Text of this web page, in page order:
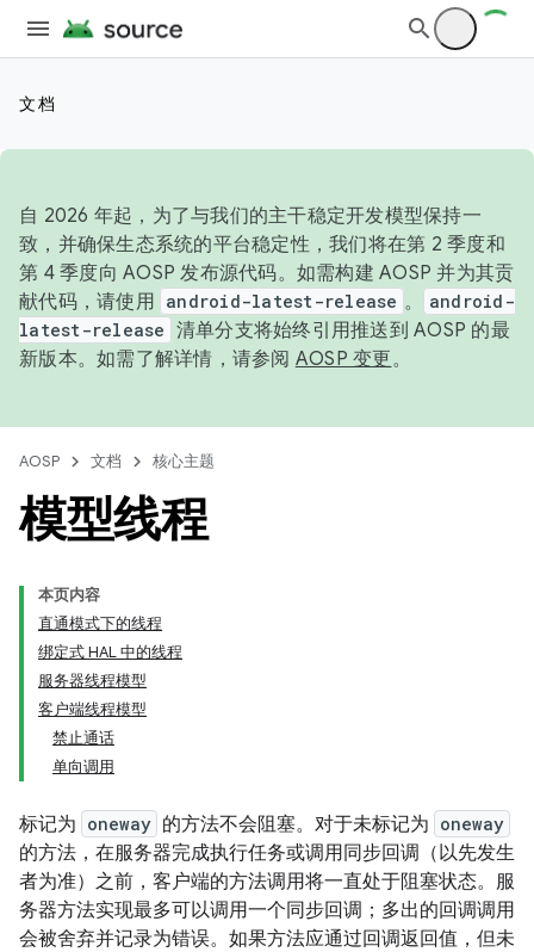
文档
自 2026 年起，为了与我们的主干稳定开发模型保持一
致，并确保生态系统的平台稳定性，我们将在第 2 季度和
第 4 季度向 AOSP 发布源代码。如需构建 AOSP 并为其贡
献代码，请使用 android-latest-release 。
android-
latest-release 清单分支将始终引用推送到 AOSP 的最
新版本。如需了解详情，请参阅 AOSP 变更。
AOSP 文档 核心主题
模型线程
本页内容
直通模式下的线程
绑定式 HAL 中的线程
服务器线程模型
客户端线程模型
禁止通话
单向调用
标记为 oneway 的方法不会阻塞。对于未标记为 oneway
的方法，在服务器完成执行任务或调用同步回调（以先发生
者为准）之前，客户端的方法调用将一直处于阻塞状态。服
务器方法实现最多可以调用一个同步回调；多出的回调调用
会被舍弃并记录为错误。如果方法应通过回调返回值，但未